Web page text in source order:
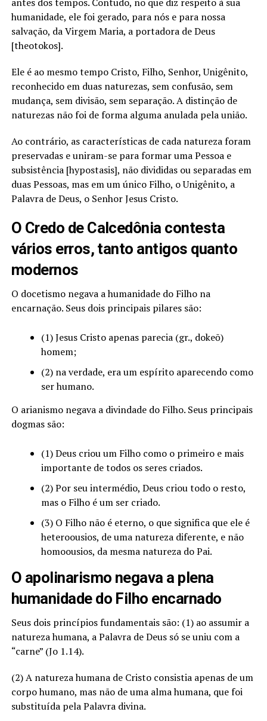
humanidade, ele foi gerado, para nós e para nossa
salvação, da Virgem Maria, a portadora de Deus
[theotokos].
Ele é ao mesmo tempo Cristo, Filho, Senhor, Unigênito,
reconhecido em duas naturezas, sem confusão, sem
mudança, sem divisão, sem separação. A distinção de
naturezas não foi de forma alguma anulada pela união.
Ao contrário, as características de cada natureza foram
preservadas e uniram-se para formar uma Pessoa e
subsistência [hypostasis], não divididas ou separadas em
duas Pessoas, mas em um único Filho, o Unigênito, a
Palavra de Deus, o Senhor Jesus Cristo.
O Credo de Calcedônia contesta
vários erros, tanto antigos quanto
modernos
O docetismo negava a humanidade do Filho na
encarnação. Seus dois principais pilares são:
(1) Jesus Cristo apenas parecia (gr., dokeō)
homem;
(2) na verdade, era um espírito aparecendo como
ser humano.
O arianismo negava a divindade do Filho. Seus principais
dogmas são:
(1) Deus criou um Filho como o primeiro e mais
importante de todos os seres criados.
(2) Por seu intermédio, Deus criou todo o resto,
mas o Filho é um ser criado.
(3) O Filho não é eterno, o que significa que ele é
heteroousios, de uma natureza diferente, e não
homoousios, da mesma natureza do Pai.
O apolinarismo negava a plena
humanidade do Filho encarnado
Seus dois princípios fundamentais são: (1) ao assumir a
natureza humana, a Palavra de Deus só se uniu com a
“carne” (Jo 1.14).
(2) A natureza humana de Cristo consistia apenas de um
corpo humano, mas não de uma alma humana, que foi
substituída pela Palavra divina.